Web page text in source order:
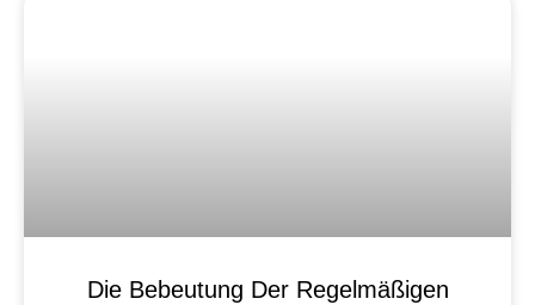
Die Bebeutung Der Regelmäßigen